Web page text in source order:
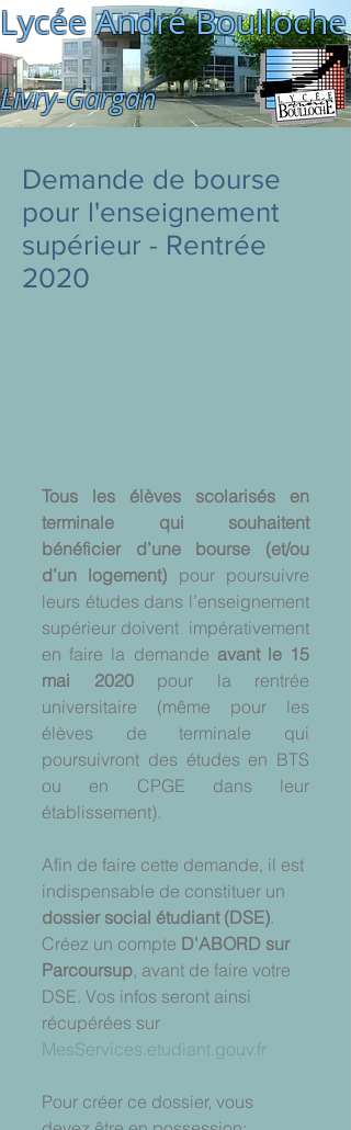
Lycée André Boulloche
Livry-Gargan
Demande de bourse
pour l'enseignement
supérieur - Rentrée
2020
Tous les élèves scolarisés en
terminale qui souhaitent
bénéficier d’une bourse (et/ou
d’un logement) pour poursuivre
leurs études dans l’enseignement
supérieur doivent  impérativement
en faire la demande avant le 15
mai 2020 pour la rentrée
universitaire (même pour les
élèves de terminale qui
poursuivront des études en BTS
ou en CPGE dans leur
établissement).
Afin de faire cette demande, il est
indispensable de constituer un
dossier social étudiant (DSE).
Créez un compte D'ABORD sur
Parcoursup, avant de faire votre
DSE. Vos infos seront ainsi
récupérées sur
MesServices.etudiant.gouv.fr
Pour créer ce dossier, vous